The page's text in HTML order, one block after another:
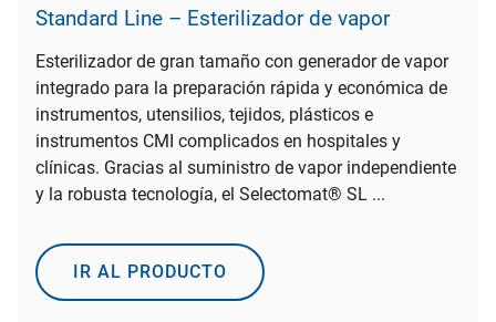
Standard Line – Esterilizador de vapor
Esterilizador de gran tamaño con generador de vapor
integrado para la preparación rápida y económica de
instrumentos, utensilios, tejidos, plásticos e
instrumentos CMI complicados en hospitales y
clínicas. Gracias al suministro de vapor independiente
y la robusta tecnología, el Selectomat® SL ...
IR AL PRODUCTO